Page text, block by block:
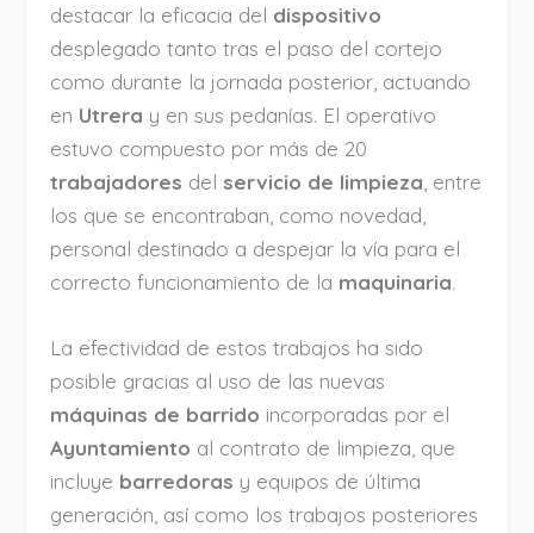
destacar la eficacia del dispositivo
desplegado tanto tras el paso del cortejo
como durante la jornada posterior, actuando
en Utrera y en sus pedanías. El operativo
estuvo compuesto por más de 20
trabajadores delservicio de limpieza , entre
los que se encontraban, como novedad,
personal destinado a despejar la vía para el
correcto funcionamiento de la maquinaria.
La efectividad de estos trabajos ha sido
posible gracias al uso de las nuevas
máquinas de barrido incorporadas por el
Ayuntamiento al contrato de limpieza, que
incluye barredoras y equipos de última
generación, así como los trabajos posteriores